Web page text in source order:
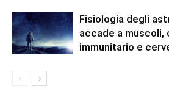
Fisiologia degli
accade a muscoli,
immunitario e